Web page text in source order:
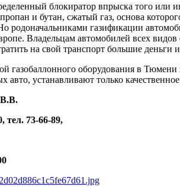
блокиратор впрыска того или
и бутан, сжатый газ, основа
газификации
Владельцам автомобилей всех видов
на свой транспорт большие деньги
газобаллонного оборудования в
авто, устанавливают только
тел. 73-66-89,